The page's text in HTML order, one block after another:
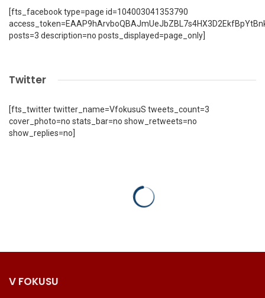
[fts_facebook type=page id=104003041353790
posts=3 description=no posts_displayed=page_only]
Twitter
[fts_twitter twitter_name=VfokusuS tweets_count=3
cover_photo=no stats_bar=no show_retweets=no
show_replies=no]
V FOKUSU